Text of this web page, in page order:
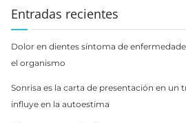
Entradas recientes
Dolor en dientes síntoma de
el organismo
Sonrisa es la carta de presentación en un
influye en la autoestima